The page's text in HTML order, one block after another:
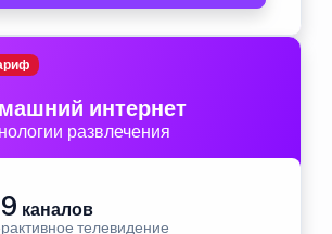
интернет
развлечения
каналов
телевидение